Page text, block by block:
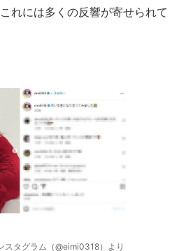
れには多くの反響が寄せられて
スタグラム（@eimi0318）より